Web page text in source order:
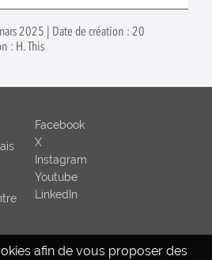
2025 | Date de création : 20
: H. This
afin de vous proposer des
Facebook
X
Instagram
Youtube
LinkedIn